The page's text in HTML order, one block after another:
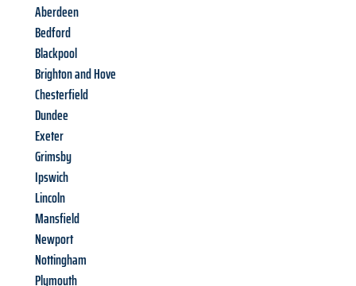
Aberdeen
Bedford
Blackpool
Brighton and Hove
Chesterfield
Dundee
Exeter
Grimsby
Ipswich
Lincoln
Mansfield
Newport
Nottingham
Plymouth